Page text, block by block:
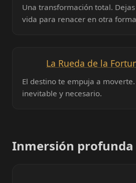
Una transformación total.
vida para renacer en otra
La Rueda de la
El destino te empuja a
inevitable y necesario.
Inmersión profunda